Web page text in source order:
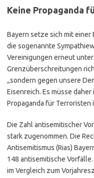
Keine Propaganda
Bayern setze sich mit
die sogenannte
Vereinigungen erneut
Grenzüberschreitungen
„sondern gegen unsere
Eisenreich. Es müsse
Propaganda für
Die Zahl antisemitischer
stark zugenommen. Die
Antisemitismus (Rias)
148 antisemitische
im Vergleich zum